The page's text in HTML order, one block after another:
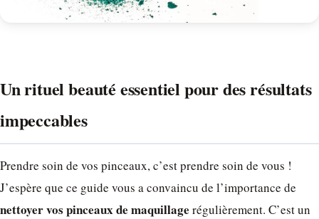
Un rituel beauté essentiel pour des résultats
impeccables
Prendre soin de vos pinceaux, c’est prendre soin de vous !
J’espère que ce guide vous a convaincu de l’importance de
nettoyer vos pinceaux de maquillage régulièrement. C’est un